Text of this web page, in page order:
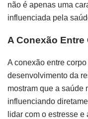
não é apenas uma
influenciada pela
A Conexão Entre
A conexão entre
desenvolvimento da
mostram que a saúde
influenciando
lidar com o estresse e